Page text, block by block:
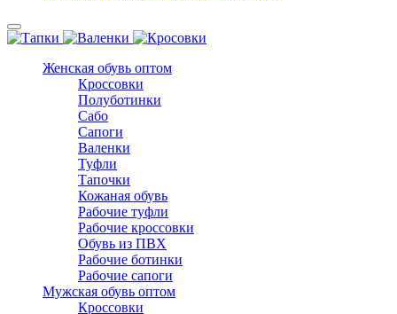
Женская обувь оптом
Кроссовки
Полуботинки
Сабо
Сапоги
Валенки
Туфли
Тапочки
Кожаная обувь
Рабочие туфли
Рабочие кроссовки
Обувь из ПВХ
Рабочие ботинки
Рабочие сапоги
Мужская обувь оптом
Кроссовки